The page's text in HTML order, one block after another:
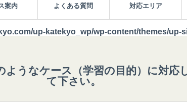
案内 よくある質問 対応エリア
up-katekyo_wp/wp-content/themes/up-
うなケース（学習の目的）に対応
て下さい。